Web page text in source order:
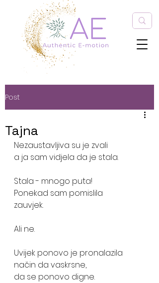
Post
Tajna
Nezaustavljiva su je zvali
a ja sam vidjela da je stala.
Stala - mnogo puta!
Ponekad sam pomislila
zauvjek.
Ali ne.
Uvijek ponovo je pronalazila
način da vaskrsne,
da se ponovo digne.